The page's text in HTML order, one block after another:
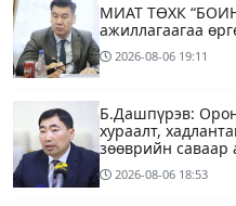
МИАТ ТӨХК
ажиллагаагаа
2026-08-06 19:11
Б.Дашпүрэв:
хураалт,
зөөврийн саваар
2026-08-06 18:53